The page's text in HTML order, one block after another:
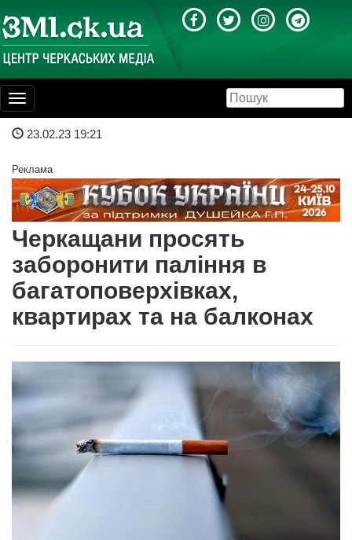
Toggle
navigation
23.02.23 19:21
Реклама
Черкащани просять
заборонити паління в
багатоповерхівках,
квартирах та на балконах